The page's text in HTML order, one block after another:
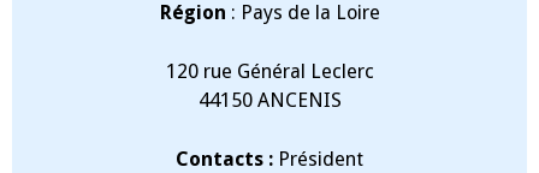
Région : Pays de la Loire
120 rue Général Leclerc
44150 ANCENIS
Contacts : Président